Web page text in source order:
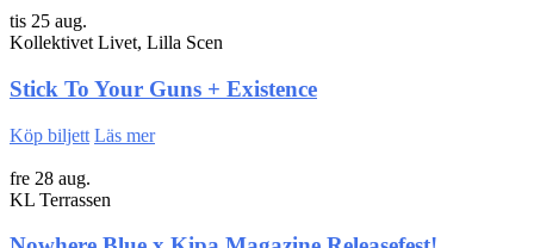
tis 25 aug.
Kollektivet Livet, Lilla Scen
Stick To Your Guns + Existence
Köp biljett Läs mer
fre 28 aug.
KL Terrassen